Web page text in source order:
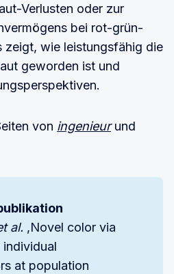
Verlusten oder zur
bei rot-grün-
zeigt, wie leistungsfähig die
geworden ist und
von ingenieurund
al. ,Novel color via
at population